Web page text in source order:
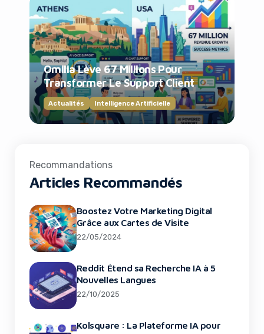
Omilia Lève 67 Millions Pour
Transformer Le Support Client
Actualités Intelligence Artificielle
Recommandations
Articles Recommandés
Boostez Votre Marketing Digital
Grâce aux Cartes de Visite
22/05/2024
Reddit Étend sa Recherche IA à 5
Nouvelles Langues
22/10/2025
Kolsquare : La Plateforme IA pour
Amazon Révolutionne la Gamme Kindle
avec de Nouveaux Modèles Innovants